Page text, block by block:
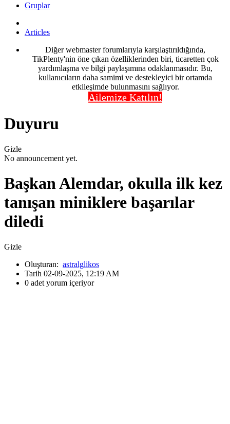
Gruplar
Articles
Diğer webmaster forumlarıyla karşılaştırıldığında,
TikPlenty'nin öne çıkan özelliklerinden biri, ticaretten çok
yardımlaşma ve bilgi paylaşımına odaklanmasıdır. Bu,
kullanıcıların daha samimi ve destekleyici bir ortamda
etkileşimde bulunmasını sağlıyor.
Ailemize Katılın!
Duyuru
Gizle
No announcement yet.
Başkan Alemdar, okulla ilk kez
tanışan miniklere başarılar
diledi
Gizle
Oluşturan: astralglikos
Tarih 02-09-2025, 12:19 AM
0 adet yorum içeriyor